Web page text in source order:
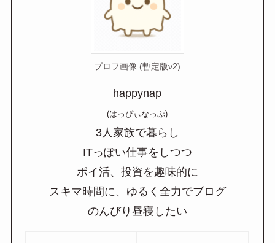
プロフ画像 (暫定版v2)
happynap
(はっぴぃなっぷ)
3人家族で暮らし
ITっぽい仕事をしつつ
ポイ活、投資を趣味的に
スキマ時間に、ゆるく全力でブログ
のんびり昼寝したい